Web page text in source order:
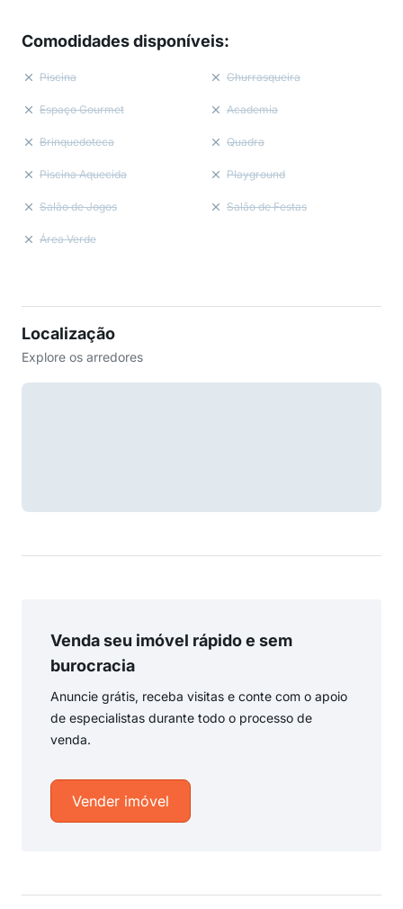
Comodidades disponíveis:
Piscina Churrasqueira
Espaço Gourmet Academia
Brinquedoteca Quadra
Piscina Aquecida Playground
Salão de Jogos Salão de Festas
Área Verde
Localização
Explore os arredores
Venda seu imóvel rápido e sem
burocracia
Anuncie grátis, receba visitas e conte com o apoio
de especialistas durante todo o processo de
venda.
Vender imóvel